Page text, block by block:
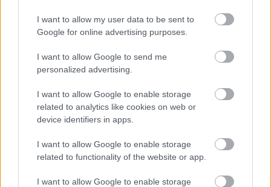
I want to allow my user data to be sent to
Google for online advertising purposes.
I want to allow Google to send me
personalized advertising.
I want to allow Google to enable storage
related to analytics like cookies on web or
device identifiers in apps.
I want to allow Google to enable storage
related to functionality of the website or app.
I want to allow Google to enable storage
timesofindia.indiatimes.com